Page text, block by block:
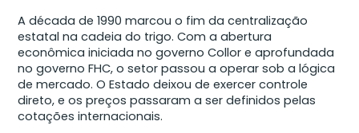
A década de 1990 marcou o fim da centralização
estatal na cadeia do trigo. Com a abertura
econômica iniciada no governo Collor e aprofundada
no governo FHC, o setor passou a operar sob a lógica
de mercado. O Estado deixou de exercer controle
direto, e os preços passaram a ser definidos pelas
cotações internacionais.